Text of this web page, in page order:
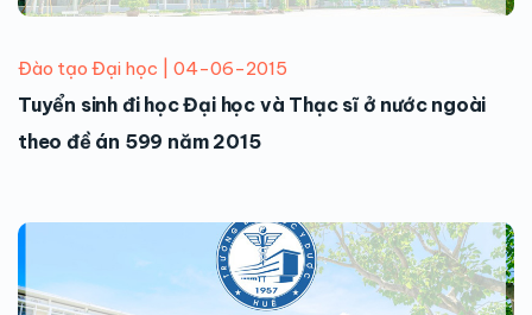
Đào tạo Đại học | 04-06-2015
Tuyển sinh đi học Đại học và Thạc sĩ ở nước ngoài
theo đề án 599 năm 2015